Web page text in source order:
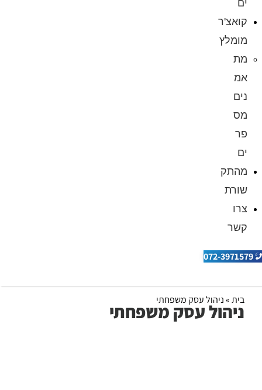
ים
קואצ'ר
מומלץ
מת
אמ
נים
מס
פר
ים
מהתק
שורת
צרו
קשר
072-3971579
בית»ניהול עסק משפחתי
ניהול עסק משפחתי